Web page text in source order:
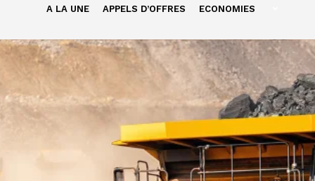
A LA UNE APPELS D’OFFRES ECONOMIES